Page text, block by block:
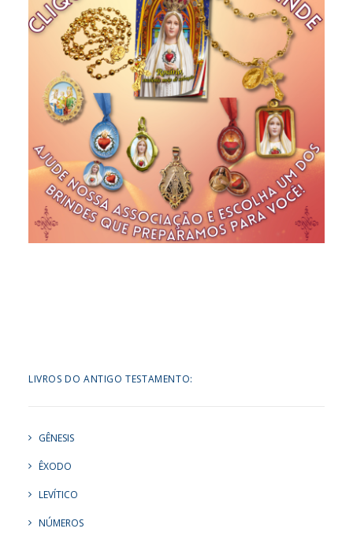
LIVROS DO ANTIGO TESTAMENTO:
GÊNESIS
ÊXODO
LEVÍTICO
NÚMEROS